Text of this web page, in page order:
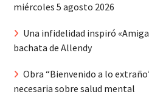
miércoles 5 agosto 2026
Una infidelidad inspiró
bachata de Allendy
Obra “Bienvenido a lo
necesaria sobre salud mental